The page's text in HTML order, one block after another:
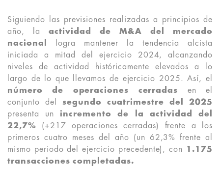
Siguiendo las previsiones realizadas a principios de
año, laactividad de M&A del mercado
nacional
logra mantener la tendencia alcista
iniciada a mitad del ejercicio 2024, alcanzando
niveles de actividad históricamente elevados a lo
largo de lo que llevamos de ejercicio 2025. Así, el
número de operaciones cerradas en el
conjunto del segundo cuatrimestre del 2025
presenta un incremento de la actividad del
22,7% (+217 operaciones cerradas) frente a los
primeros cuatro meses del año (un 62,3% frente al
mismo periodo del ejercicio precedente), con
1.175
transacciones completadas.